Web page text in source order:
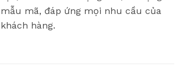
mẫu mã, đáp ứng mọi nhu cầu của
khách hàng.